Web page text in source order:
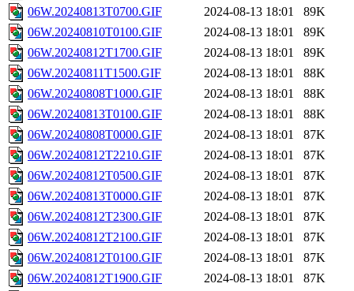
06W.20240813T0700.GIF
2024-08-13 18:01
89K
06W.20240810T0100.GIF
2024-08-13 18:01
89K
06W.20240812T1700.GIF
2024-08-13 18:01
89K
06W.20240811T1500.GIF
2024-08-13 18:01
88K
06W.20240808T1000.GIF
2024-08-13 18:01
88K
06W.20240813T0100.GIF
2024-08-13 18:01
88K
06W.20240808T0000.GIF
2024-08-13 18:01
87K
06W.20240812T2210.GIF
2024-08-13 18:01
87K
06W.20240812T0500.GIF
2024-08-13 18:01
87K
06W.20240813T0000.GIF
2024-08-13 18:01
87K
06W.20240812T2300.GIF
2024-08-13 18:01
87K
06W.20240812T2100.GIF
2024-08-13 18:01
87K
06W.20240812T0100.GIF
2024-08-13 18:01
87K
06W.20240812T1900.GIF
2024-08-13 18:01
87K